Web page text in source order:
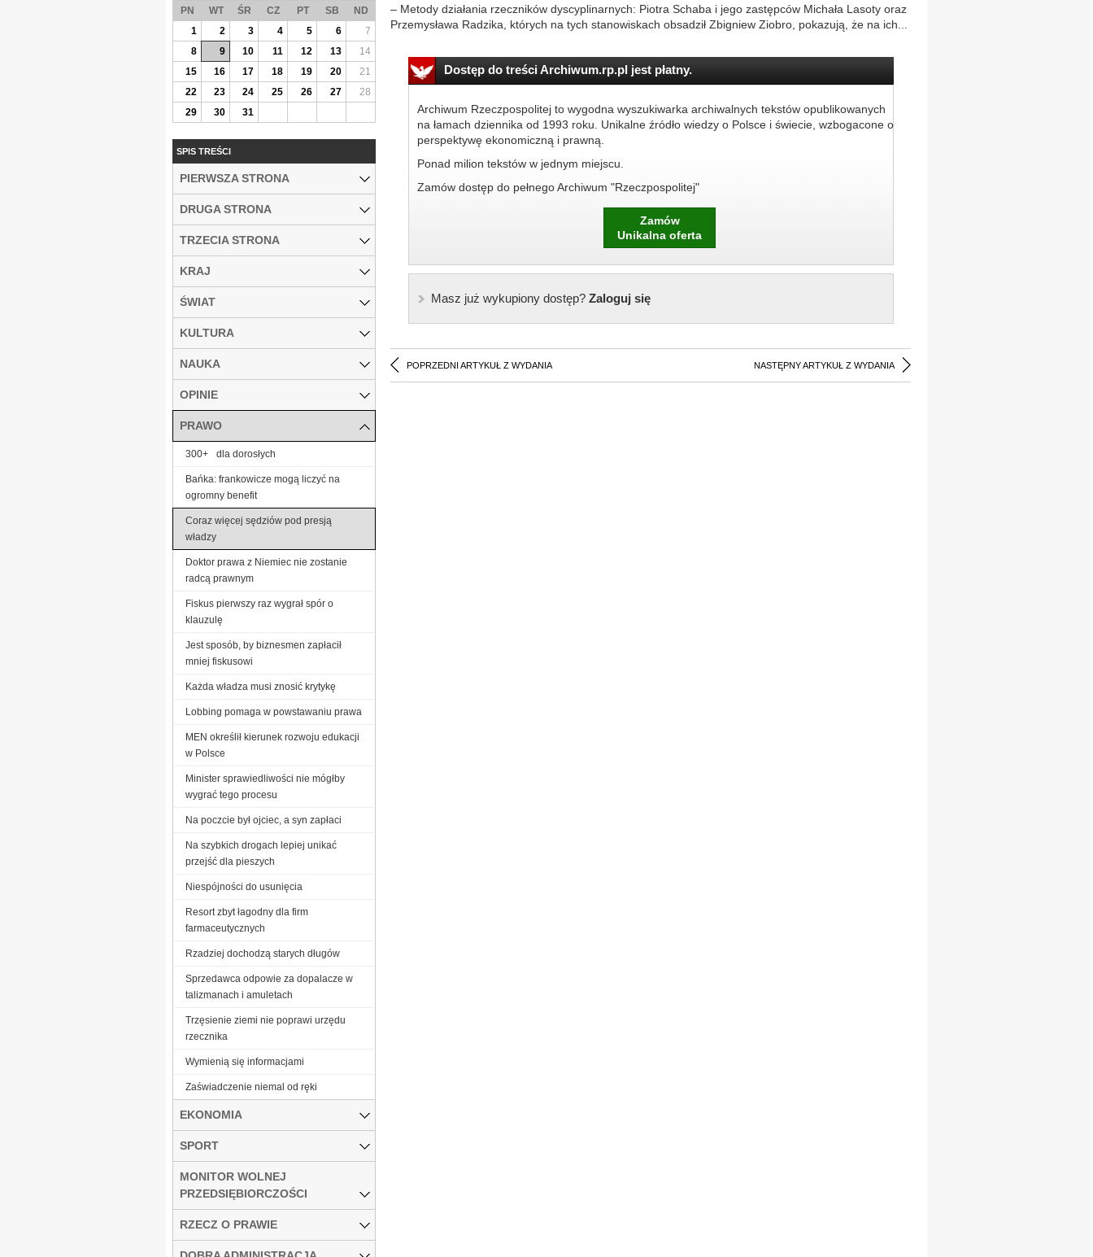
– Metody działania rzeczników dyscyplinarnych: Piotra Schaba i jego zastępców Michała Lasoty oraz
Przemysława Radzika, których na tych stanowiskach obsadził Zbigniew Ziobro, pokazują, że na ich...
Dostęp do treści Archiwum.rp.pl jest płatny.
Archiwum Rzeczpospolitej to wygodna wyszukiwarka archiwalnych tekstów opublikowanych
na łamach dziennika od 1993 roku. Unikalne źródło wiedzy o Polsce i świecie, wzbogacone o
perspektywę ekonomiczną i prawną.
Ponad milion tekstów w jednym miejscu.
Zamów dostęp do pełnego Archiwum "Rzeczpospolitej"
Zamów
Unikalna oferta
Masz już wykupiony dostęp?Zaloguj się
POPRZEDNI ARTYKUŁ Z WYDANIA NASTĘPNY ARTYKUŁ Z WYDANIA
PN WT ŚR CZ PT SB
ND
1
2 3 4 5 6
7
8
9 10 11 12 13
14
15
16 17 18 19 20
21
22
23 24 25 26 27
28
29
30 31
SPIS TREŚCI
PIERWSZA STRONA
DRUGA STRONA
TRZECIA STRONA
KRAJ
ŚWIAT
KULTURA
NAUKA
OPINIE
PRAWO
300+ dla dorosłych
Bańka: frankowicze mogą liczyć na
ogromny benefit
Coraz więcej sędziów pod presją
władzy
Doktor prawa z Niemiec nie zostanie
radcą prawnym
Fiskus pierwszy raz wygrał spór o
klauzulę
Jest sposób, by biznesmen zapłacił
mniej fiskusowi
Każda władza musi znosić krytykę
Lobbing pomaga w powstawaniu prawa
MEN określił kierunek rozwoju edukacji
w Polsce
Minister sprawiedliwości nie mógłby
wygrać tego procesu
Na poczcie był ojciec, a syn zapłaci
Na szybkich drogach lepiej unikać
przejść dla pieszych
Niespójności do usunięcia
Resort zbyt łagodny dla firm
farmaceutycznych
Rzadziej dochodzą starych długów
Sprzedawca odpowie za dopalacze w
talizmanach i amuletach
Trzęsienie ziemi nie poprawi urzędu
rzecznika
Wymienią się informacjami
Zaświadczenie niemal od ręki
EKONOMIA
SPORT
MONITOR WOLNEJ
PRZEDSIĘBIORCZOŚCI
RZECZ O PRAWIE